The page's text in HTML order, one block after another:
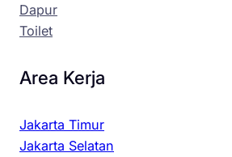
Dapur
Toilet
Area Kerja
Jakarta Timur
Jakarta Selatan